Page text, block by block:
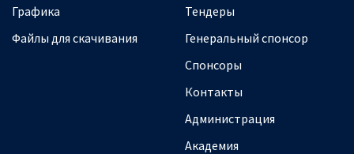
Графика
Файлы для скачивания
Тендеры
Генеральный спонсор
Спонсоры
Контакты
Администрация
Академия